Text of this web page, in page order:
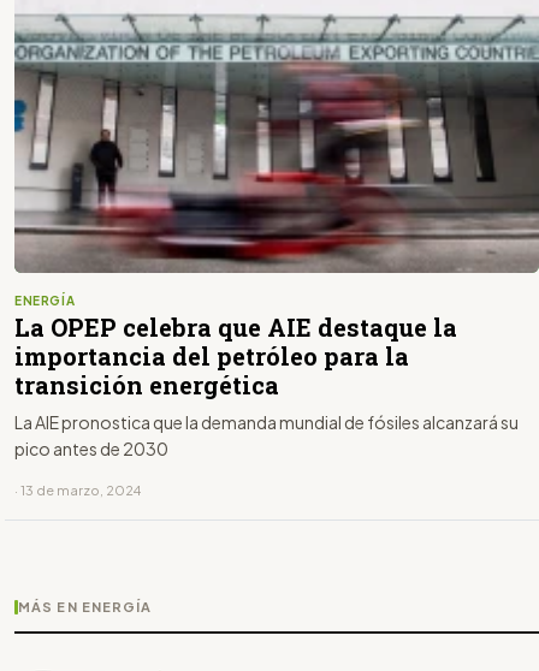
ENERGÍA
La OPEP celebra que AIE destaque la
importancia del petróleo para la
transición energética
La AIE pronostica que la demanda mundial de fósiles alcanzará su
pico antes de 2030
· 13 de marzo, 2024
MÁS EN ENERGÍA